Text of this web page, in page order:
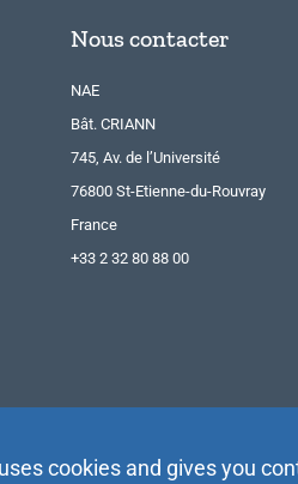
Nous contacter
NAE
Bât. CRIANN
745, Av. de l’Université
76800 St-Etienne-du-Rouvray
France
+33 2 32 80 88 00
cookies and gives you